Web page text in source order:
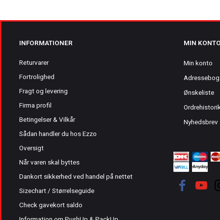
INFORMATIONER
Returvarer
Fortrolighed
Fragt og levering
Firma profil
Betingelser & Vilkår
Sådan handler du hos Ezzo
Oversigt
Når varen skal byttes
Dankort sikkerhed ved handel på nettet
Sizechart / Størrelseguide
Check gavekort saldo
MIN
Min konto
Adressebog
Ønskeliste
Nyhedsbrev